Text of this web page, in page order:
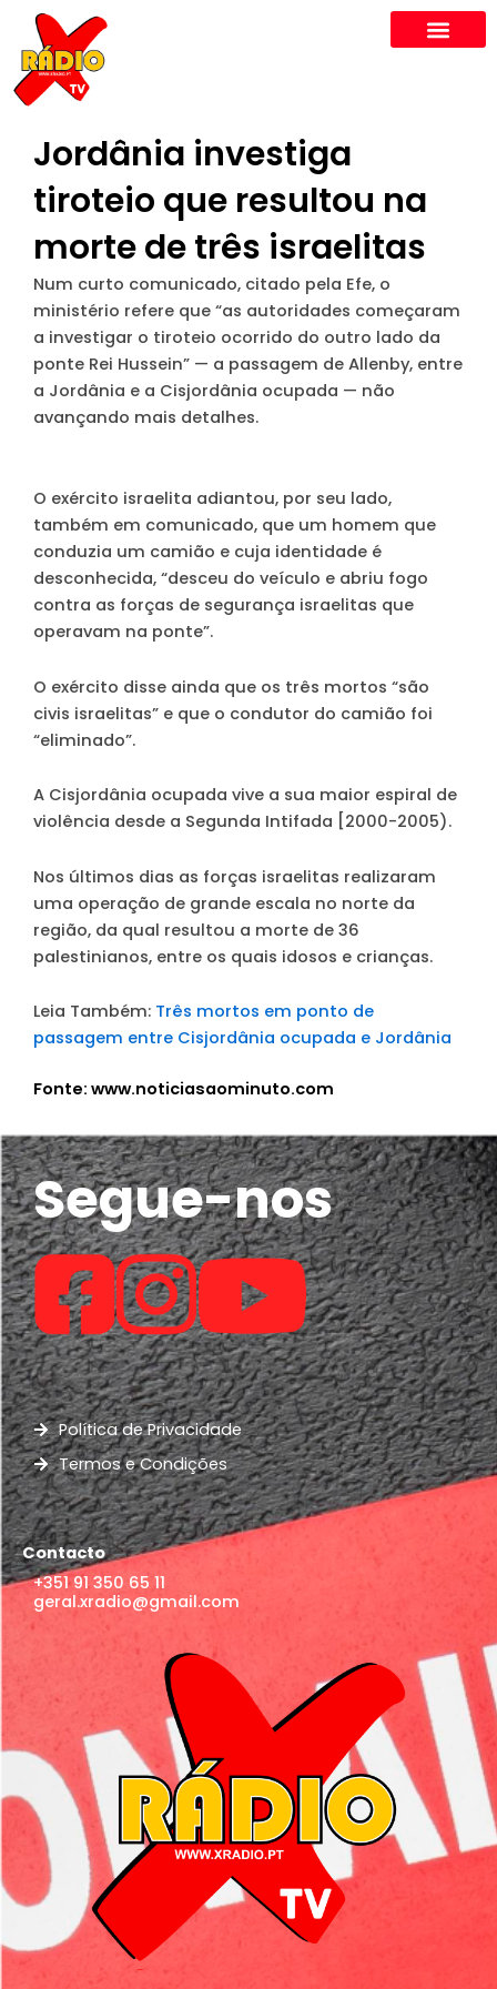
content
Jordânia investiga
tiroteio que resultou na
morte de três israelitas
Num curto comunicado, citado pela Efe, o
ministério refere que “as autoridades começaram
a investigar o tiroteio ocorrido do outro lado da
ponte Rei Hussein” — a passagem de Allenby, entre
a Jordânia e a Cisjordânia ocupada — não
avançando mais detalhes.
O exército israelita adiantou, por seu lado,
também em comunicado, que um homem que
conduzia um camião e cuja identidade é
desconhecida, “desceu do veículo e abriu fogo
contra as forças de segurança israelitas que
operavam na ponte”.
O exército disse ainda que os três mortos “são
civis israelitas” e que o condutor do camião foi
“eliminado”.
A Cisjordânia ocupada vive a sua maior espiral de
violência desde a Segunda Intifada [2000-2005).
Nos últimos dias as forças israelitas realizaram
uma operação de grande escala no norte da
região, da qual resultou a morte de 36
palestinianos, entre os quais idosos e crianças.
Leia Também: Três mortos em ponto de
passagem entre Cisjordânia ocupada e Jordânia
Fonte: www.noticiasaominuto.com
Segue-nos
Política de Privacidade
Termos e Condições
Contacto
+351 91 350 65 11
geral.xradio@gmail.com